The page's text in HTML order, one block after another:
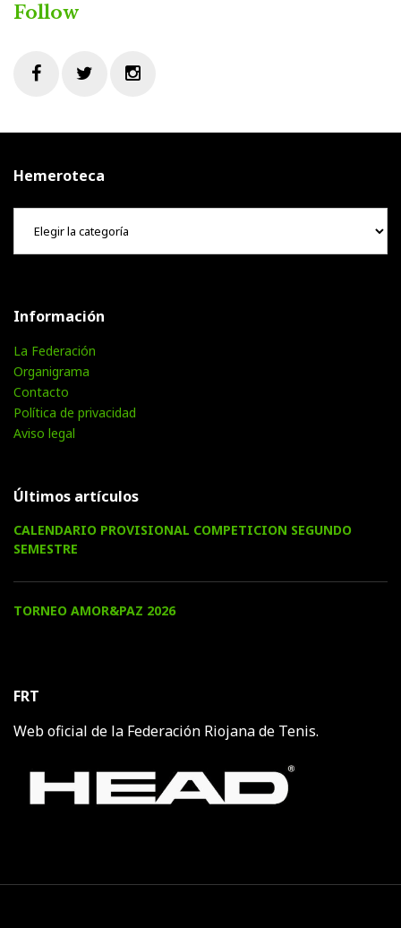
Follow
Hemeroteca
Hemeroteca
Información
La Federación
Organigrama
Contacto
Política de privacidad
Aviso legal
Últimos artículos
CALENDARIO PROVISIONAL COMPETICION SEGUNDO
SEMESTRE
TORNEO AMOR&PAZ 2026
FRT
Web oficial de la Federación Riojana de Tenis.